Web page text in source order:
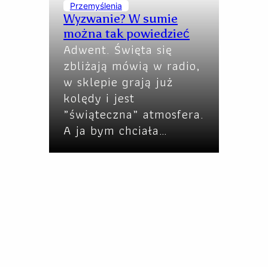
Przemyślenia
Wyzwanie? W sumie
można tak powiedzieć
Adwent. Święta się
zbliżają mówią w radio,
w sklepie grają już
kolędy i jest
„świąteczna” atmosfera.
A ja bym chciała…